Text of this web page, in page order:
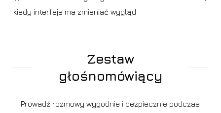
kiedy interfejs ma zmieniać wygląd
Zestaw
głośnomówiący
Prowadź rozmowy wygodnie i bezpiecznie podczas